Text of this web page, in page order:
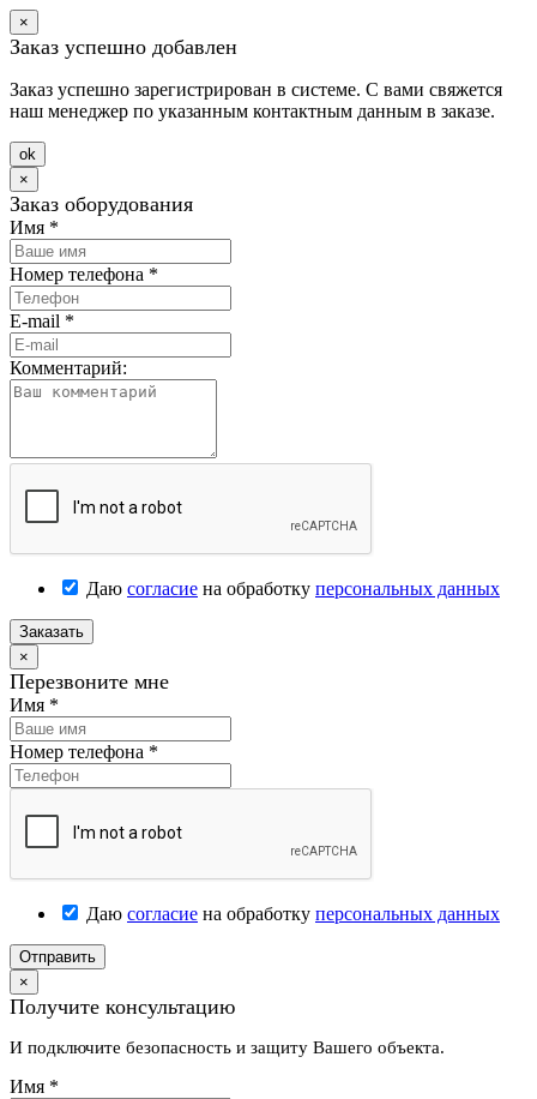
×
Заказ успешно добавлен
Заказ успешно зарегистрирован в системе. С вами свяжется
наш менеджер по указанным контактным данным в заказе.
оk
×
Заказ оборудования
Имя *
Номер телефона *
E-mail *
Комментарий:
Даю согласие на обработку персональных данных
Заказать
×
Перезвоните мне
Имя *
Номер телефона *
Даю согласие на обработку персональных данных
Отправить
×
Получите консультацию
И подключите безопасность и защиту Вашего объекта.
Имя *